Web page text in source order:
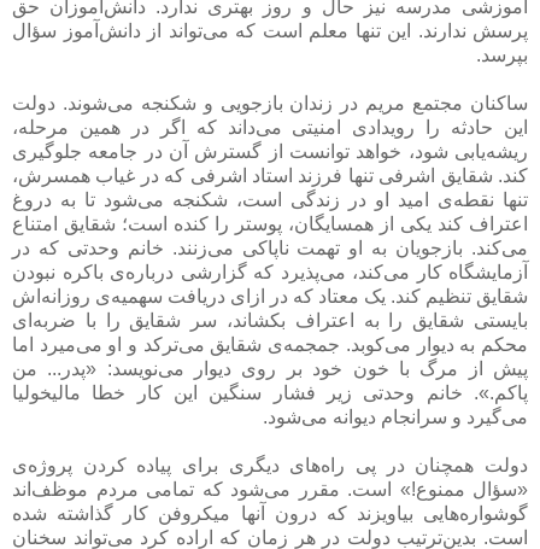
آموزشی مدرسه نیز حال و روز بهتری ندارد. دانش‌آموزان حق
پرسش ندارند. این تنها معلم است که می‌تواند از دانش‌آموز سؤال
بپرسد.
ساکنان مجتمع مریم در زندان بازجویی و شکنجه می‌شوند. دولت
این حادثه را رویدادی امنیتی می‌داند که اگر در همین مرحله،
ریشه‌یابی شود، خواهد توانست از گسترش آن در جامعه جلوگیری
کند. شقایق اشرفی تنها فرزند استاد اشرفی که در غیاب همسرش،
تنها نقطه‌ی امید او در زندگی است، شکنجه می‌شود تا به دروغ
اعتراف کند یکی از همسایگان، پوستر را کنده است؛ شقایق امتناع
می‌کند. بازجویان به او تهمت ناپاکی می‌زنند. خانم وحدتی که در
آزمایشگاه کار می‌کند، می‌پذیرد که گزارشی درباره‌ی باکره نبودن
شقایق تنظیم کند. یک معتاد که در ازای دریافت سهمیه‌ی روزانه‌اش
بایستی شقایق را به اعتراف بکشاند، سر شقایق را با ضربه‌ای
محکم به دیوار می‌کوبد. جمجمه‌ی شقایق می‌ترکد و او می‌میرد اما
پیش از مرگ با خون خود بر روی دیوار می‌نویسد: «پدر... من
پاکم.». خانم وحدتی زیر فشار سنگین این کار خطا مالیخولیا
می‌گیرد و سرانجام دیوانه می‌شود.
دولت همچنان در پی راه‌های دیگری برای پیاده کردن پروژه‌ی
«سؤال ممنوع!» است. مقرر می‌شود که تمامی مردم موظف‌اند
گوشواره‌هایی بیاویزند که درون آنها میکروفن کار گذاشته شده
است. بدین‌ترتیب دولت در هر زمان که اراده کرد می‌تواند سخنان